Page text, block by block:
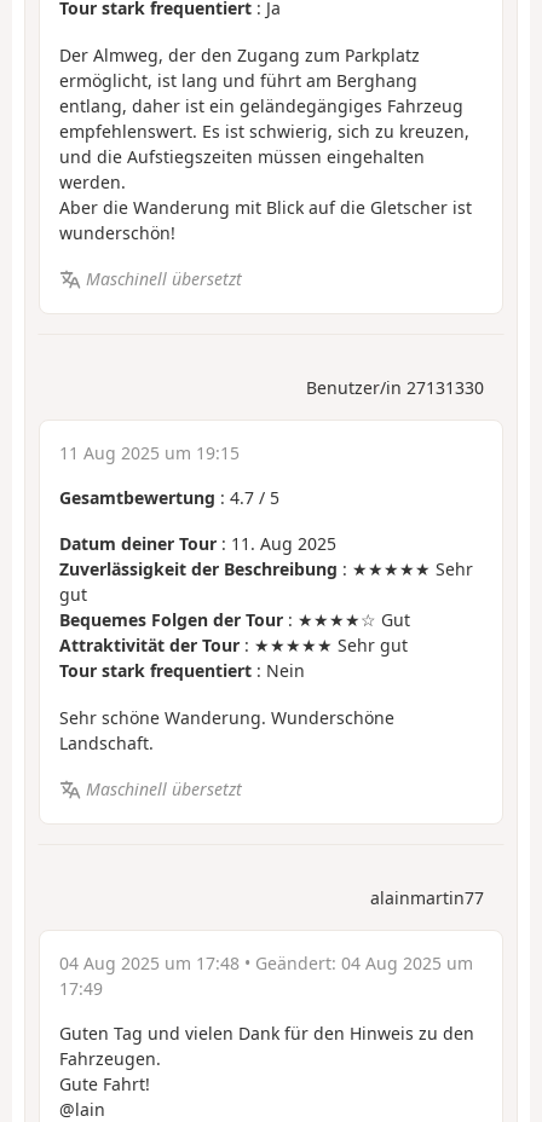
Tour stark frequentiert : Ja
Der Almweg, der den Zugang zum Parkplatz
ermöglicht, ist lang und führt am Berghang
entlang, daher ist ein geländegängiges Fahrzeug
empfehlenswert. Es ist schwierig, sich zu kreuzen,
und die Aufstiegszeiten müssen eingehalten
werden.
Aber die Wanderung mit Blick auf die Gletscher ist
wunderschön!
Maschinell übersetzt
Benutzer/in 27131330
11 Aug 2025 um 19:15
Gesamtbewertung : 4.7 / 5
Datum deiner Tour : 11. Aug 2025
Zuverlässigkeit der Beschreibung : ★★★★★ Sehr
gut
Bequemes Folgen der Tour : ★★★★☆ Gut
Attraktivität der Tour : ★★★★★ Sehr gut
Tour stark frequentiert : Nein
Sehr schöne Wanderung. Wunderschöne
Landschaft.
Maschinell übersetzt
alainmartin77
04 Aug 2025 um 17:48 • Geändert: 04 Aug 2025 um
17:49
Guten Tag und vielen Dank für den Hinweis zu den
Fahrzeugen.
Gute Fahrt!
@lain